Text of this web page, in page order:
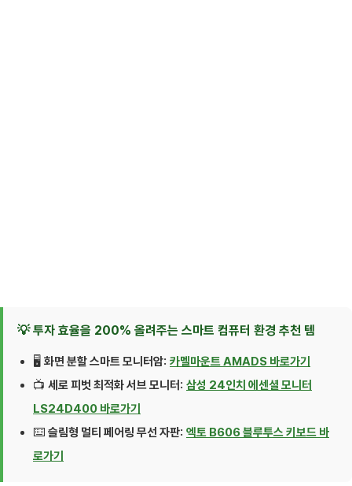
💡 투자 효율을 200% 올려주는 스마트 컴퓨터 환경 추천 템
🖥️ 화면 분할 스마트 모니터암: 카멜마운트 AMADS 바로가기
📺 세로 피벗 최적화 서브 모니터: 삼성 24인치 에센셜 모니터
LS24D400 바로가기
⌨️ 슬림형 멀티 페어링 무선 자판: 엑토 B606 블루투스 키보드 바
로가기